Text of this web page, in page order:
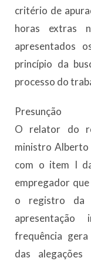
critério de
horas extras
apresentados
princípio da
processo do
Presunção
O relator do
ministro Alberto
com o item I
empregador
o registro da
frequência
das